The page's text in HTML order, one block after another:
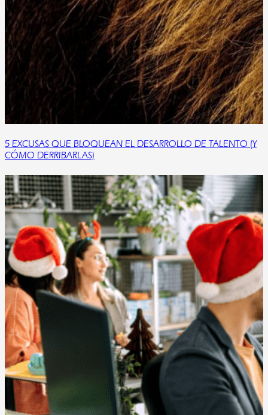
5 EXCUSAS QUE BLOQUEAN EL DESARROLLO DE TALENTO (Y
CÓMO DERRIBARLAS)